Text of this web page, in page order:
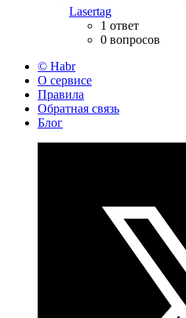
Lasertag
1 ответ
0 вопросов
© Habr
О сервисе
Правила
Обратная связь
Блог